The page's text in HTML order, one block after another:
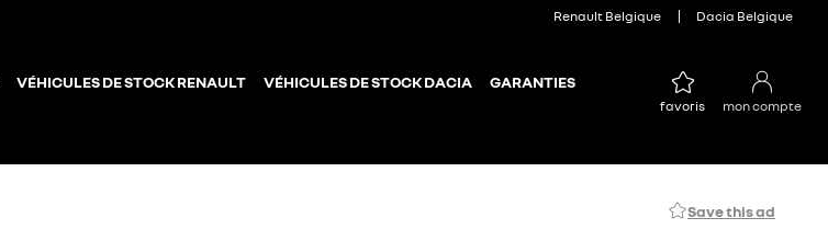
Renault Belgique Dacia Belgique
VÉHICULES DE STOCK RENAULT VÉHICULES DE STOCK DACIA GARANTIES
favoris mon compte
Save this ad